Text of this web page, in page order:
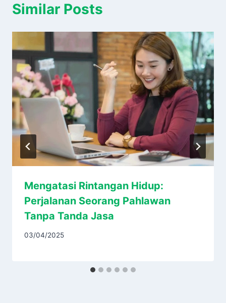
Similar Posts
Mengatasi Rintangan Hidup:
Perjalanan Seorang Pahlawan
Tanpa Tanda Jasa
03/04/2025